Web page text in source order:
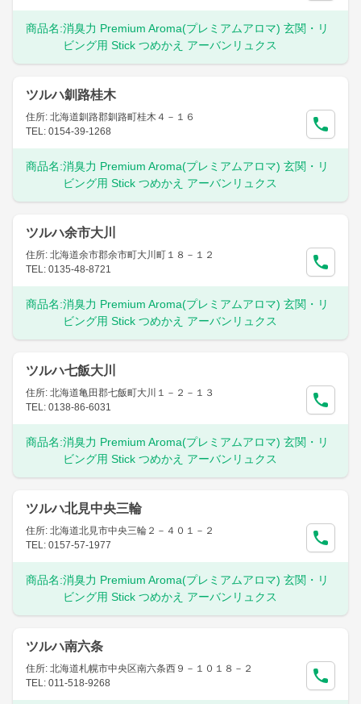
商品名:消臭力 Premium Aroma(プレミアムアロマ) 玄関・リ
ビング用 Stick つめかえ アーバンリュクス
ツルハ釧路桂木
住所: 北海道釧路郡釧路町桂木４－１６
TEL: 0154-39-1268
商品名:消臭力 Premium Aroma(プレミアムアロマ) 玄関・リ
ビング用 Stick つめかえ アーバンリュクス
ツルハ余市大川
住所: 北海道余市郡余市町大川町１８－１２
TEL: 0135-48-8721
商品名:消臭力 Premium Aroma(プレミアムアロマ) 玄関・リ
ビング用 Stick つめかえ アーバンリュクス
ツルハ七飯大川
住所: 北海道亀田郡七飯町大川１－２－１３
TEL: 0138-86-6031
商品名:消臭力 Premium Aroma(プレミアムアロマ) 玄関・リ
ビング用 Stick つめかえ アーバンリュクス
ツルハ北見中央三輪
住所: 北海道北見市中央三輪２－４０１－２
TEL: 0157-57-1977
商品名:消臭力 Premium Aroma(プレミアムアロマ) 玄関・リ
ビング用 Stick つめかえ アーバンリュクス
ツルハ南六条
住所: 北海道札幌市中央区南六条西９－１０１８－２
TEL: 011-518-9268